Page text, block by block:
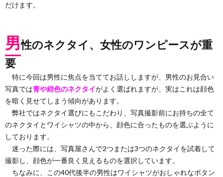
だけます。
男性のネクタイ、女性のワンピースが重
要
特に今回は男性に焦点を当ててお話ししますが、男性のお見合い
写真では青や紺色のネクタイがよく選ばれますが、実はこれは顔色
を暗く見せてしまう傾向があります。
弊社ではネクタイ選びにもこだわり、写真撮影前にお持ちの全て
のネクタイとワイシャツの中から、顔色に合ったものを選ぶように
しております。
迷った際には、写真屋さんで2つまたは3つのネクタイを試着して
撮影し、顔色が一番良く見えるものを選択しています。
ちなみに、この40代後半の男性はワイシャツがおしゃれなボタン